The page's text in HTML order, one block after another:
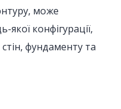
може
якої конфігурації,
фундаменту та